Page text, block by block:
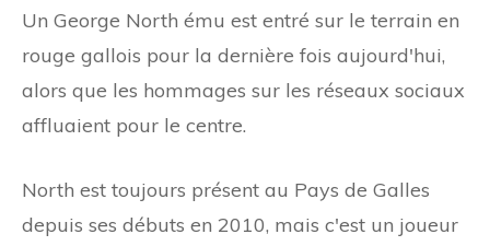
Un George North ému est entré sur le terrain en
rouge gallois pour la dernière fois aujourd'hui,
alors que les hommages sur les réseaux sociaux
affluaient pour le centre.
North est toujours présent au Pays de Galles
depuis ses débuts en 2010, mais c'est un joueur